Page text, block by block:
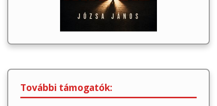
További támogatók: